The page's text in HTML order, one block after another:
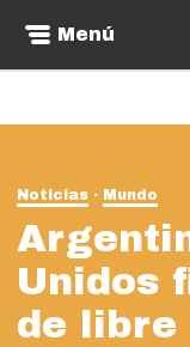
Menú
Noticias Mundo
Unidos
de libre